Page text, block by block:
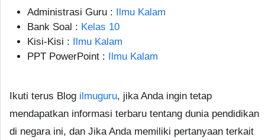
Administrasi Guru :
Ilmu Kalam
Bank Soal : Kelas 10
Kisi-Kisi :
Ilmu Kalam
PPT PowerPoint :
Ilmu Kalam
Ikuti terus Blog ilmuguru, jika Anda ingin tetap
mendapatkan informasi terbaru tentang dunia pendidikan
di negara ini, dan Jika Anda memiliki pertanyaan terkait